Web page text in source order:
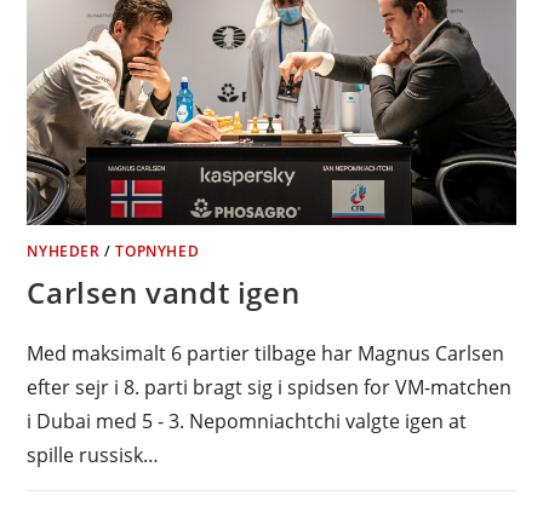
NYHEDER /TOPNYHED
Carlsen vandt igen
Med maksimalt 6 partier tilbage har Magnus Carlsen
efter sejr i 8. parti bragt sig i spidsen for VM-matchen
i Dubai med 5 - 3. Nepomniachtchi valgte igen at
spille russisk…